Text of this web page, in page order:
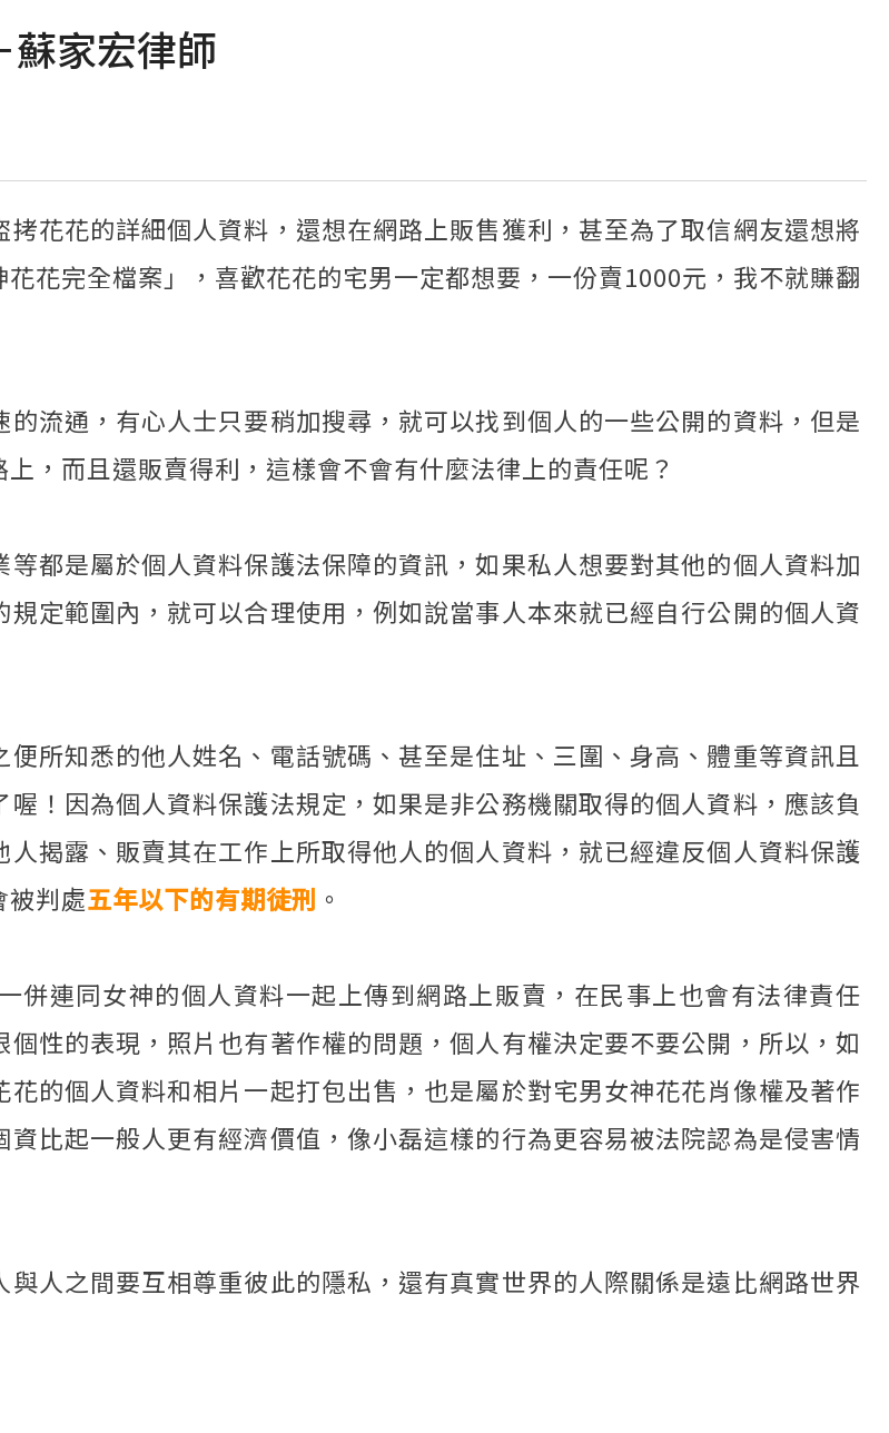
蘇家宏律師
花花的詳細個人資料，還想在網路上販售獲利，甚至為了取信網友還想將
花完全檔案」，喜歡花花的宅男一定都想要，一份賣1000元，我不就賺翻
流通，有心人士只要稍加搜尋，就可以找到個人的一些公開的資料，但是
，而且還販賣得利，這樣會不會有什麼法律上的責任呢？
都是屬於個人資料保護法保障的資訊，如果私人想要對其他的個人資料加
定範圍內，就可以合理使用，例如說當事人本來就已經自行公開的個人資
所知悉的他人姓名、電話號碼、甚至是住址、三圍、身高、體重等資訊且
！因為個人資料保護法規定，如果是非公務機關取得的個人資料，應該負
揭露、販賣其在工作上所取得他人的個人資料，就已經違反個人資料保護
被判處五年以下的有期徒刑 。
併連同女神的個人資料一起上傳到網路上販賣，在民事上也會有法律責任
性的表現，照片也有著作權的問題，個人有權決定要不要公開，所以，如
的個人資料和相片一起打包出售，也是屬於對宅男女神花花肖像權及著作
比起一般人更有經濟價值，像小磊這樣的行為更容易被法院認為是侵害情
人之間要互相尊重彼此的隱私，還有真實世界的人際關係是遠比網路世界